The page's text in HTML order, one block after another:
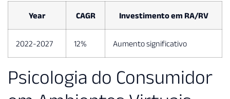
Year CAGR Investimento em RA/RV
2022-2027 12% Aumento significativo
Psicologia do Consumidor